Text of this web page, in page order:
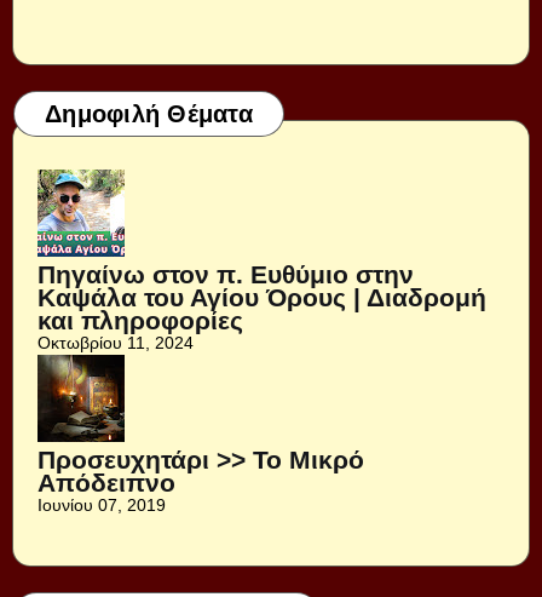
Δημοφιλή Θέματα
Πηγαίνω στον π. Ευθύμιο στην
Καψάλα του Αγίου Όρους | Διαδρομή
και πληροφορίες
Οκτωβρίου 11, 2024
Προσευχητάρι >> Το Μικρό
Απόδειπνο
Ιουνίου 07, 2019